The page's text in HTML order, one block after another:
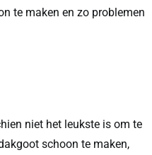
te maken en zo problemen
niet het leukste is om te
schoon te maken,